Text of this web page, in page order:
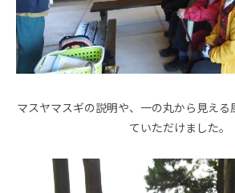
マスヤマスギの説明や、一の丸から見え
ていただけました。